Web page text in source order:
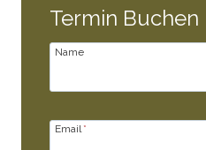
Termin Buchen
Name
Email *